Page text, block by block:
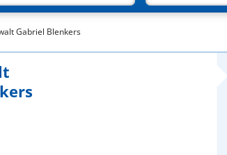
Gabriel Blenkers